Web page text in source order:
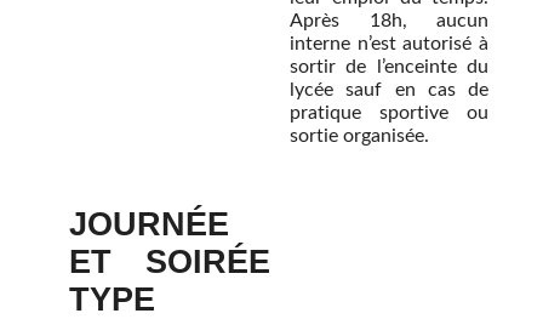
Après 18h, aucun
interne n’est autorisé à
sortir de l’enceinte du
lycée sauf en cas de
pratique sportive ou
sortie organisée.
JOURNÉE
ET SOIRÉE
TYPE